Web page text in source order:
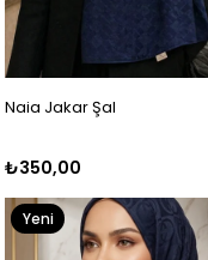
Naia Jakar Şal
₺350,00
Yeni